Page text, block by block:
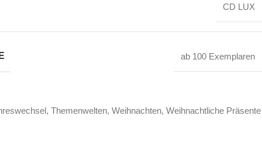
CD LUX
ab 100 Exemplaren
, Themenwelten, Weihnachten, Weihnachtliche Präsente